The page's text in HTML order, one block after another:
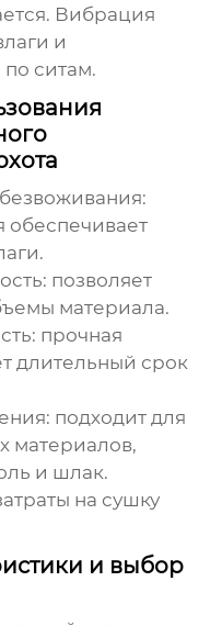
Вибрация
и
ситам.
обеспечивает
позволяет
материала.
прочная
длительный срок
подходит для
материалов,
и шлак.
на сушку
и выбор